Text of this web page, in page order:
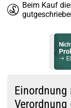
Beim Kauf
Einordnung
Verordnung